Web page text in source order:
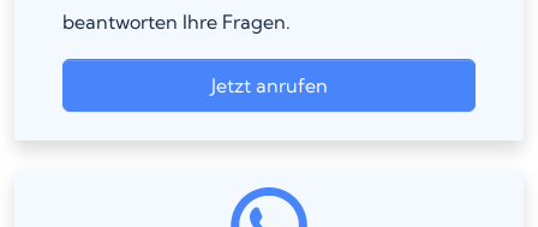
beantworten Ihre Fragen.
Jetzt anrufen